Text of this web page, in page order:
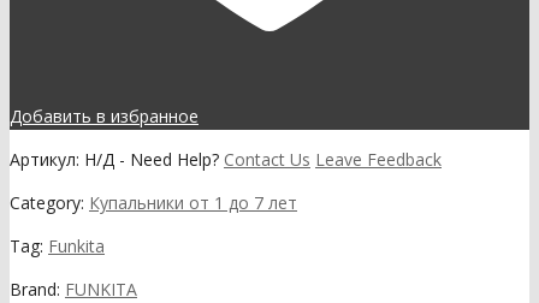
Добавить в избранное
Артикул: Н/Д - Need Help? Contact Us Leave Feedback
Category: Купальники от 1 до 7 лет
Tag: Funkita
Brand: FUNKITA